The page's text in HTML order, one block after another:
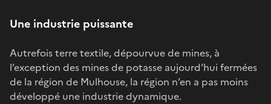
Une industrie puissante
Autrefois terre textile, dépourvue de mines, à
l’exception des mines de potasse aujourd’hui fermées
de la région de Mulhouse, la région n’en a pas moins
développé une industrie dynamique.